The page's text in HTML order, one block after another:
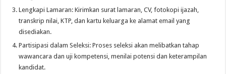
Lengkapi Lamaran: Kirimkan surat lamaran, CV, fotokopi ijazah,
transkrip nilai, KTP, dan kartu keluarga ke alamat email yang
disediakan.
Partisipasi dalam Seleksi: Proses seleksi akan melibatkan tahap
wawancara dan uji kompetensi, menilai potensi dan keterampilan
kandidat.